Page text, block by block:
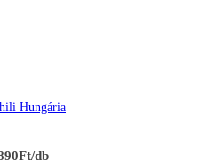
Hungária
db